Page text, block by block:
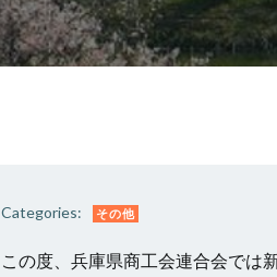
Categories: その他
この度、兵庫県商工会連合会では